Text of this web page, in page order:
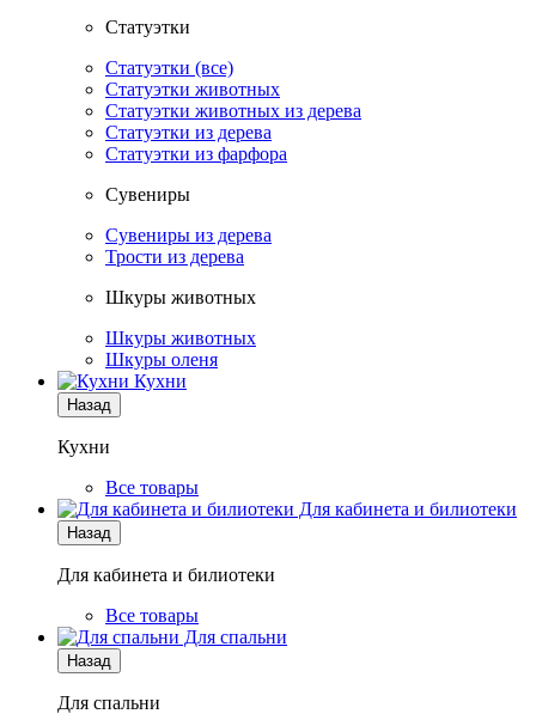
Статуэтки
Статуэтки (все)
Статуэтки животных
Статуэтки животных из дерева
Статуэтки из дерева
Статуэтки из фарфора
Сувениры
Сувениры из дерева
Трости из дерева
Шкуры животных
Шкуры животных
Шкуры оленя
Кухни
Назад
Кухни
Все товары
Для кабинета и билиотеки
Назад
Для кабинета и билиотеки
Все товары
Для спальни
Назад
Для спальни